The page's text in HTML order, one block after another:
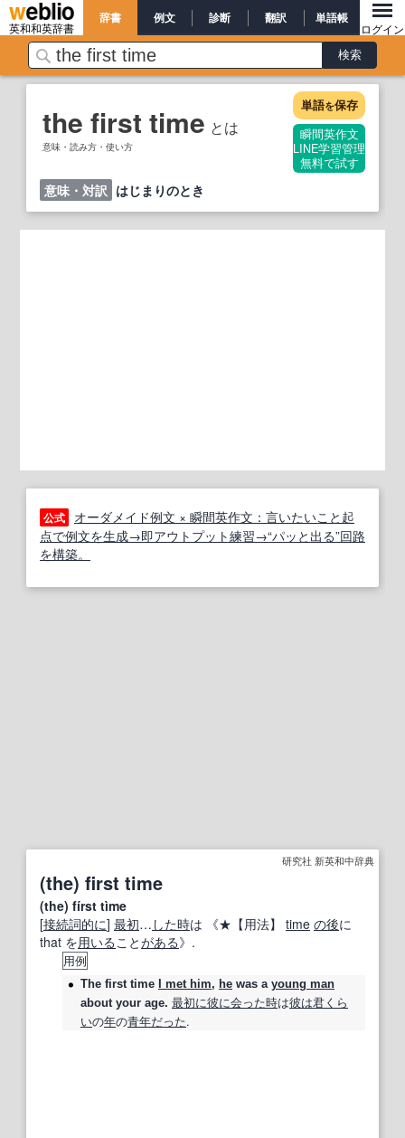
英和和英辞書
辞書 例文 診断 翻訳 単語帳
ログイン
the first time とは
意味・読み方・使い方
単語を保存
瞬間英作文
LINE学習管理
無料で試す
意味・対訳 はじまりのとき
公式
オーダメイド例文 × 瞬間英作文：言いたいこと起
点で例文を生成→即アウトプット練習→“パッと出る”回路
を構築。
研究社 新英和中辞典
(the) first time
(the) fírst tìme
[接続詞的に] 最初… した時は 《★ 【用法】 time の後に
that を用いる ことがある》.
用例
The first time I met him, he was a young man
about your age. 最初に彼に会った時は彼は君くら
いの年の青年だった.